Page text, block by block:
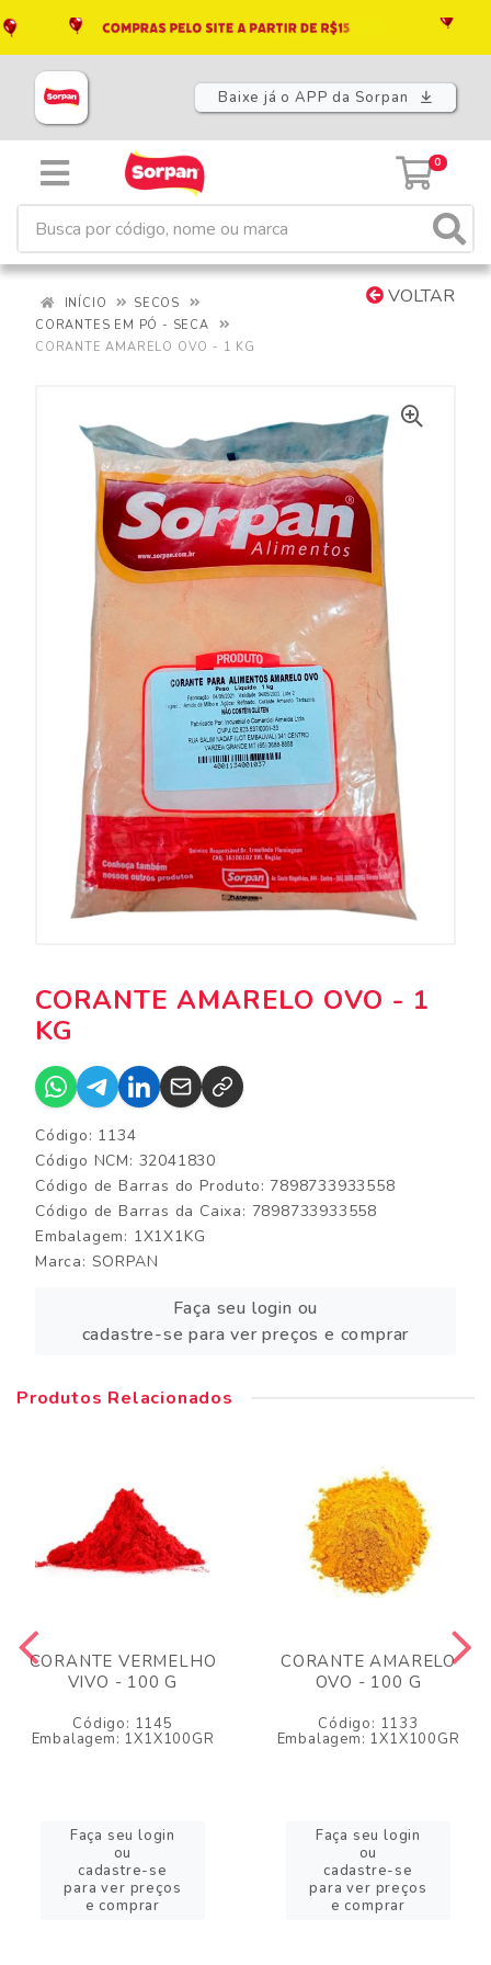
Baixe já o APP da Sorpan
0
VOLTAR
INÍCIO
SECOS
CORANTES EM PÓ - SECA
CORANTE AMARELO OVO - 1 KG
CORANTE AMARELO OVO - 1
KG
Código: 1134
Código NCM: 32041830
Código de Barras do Produto: 7898733933558
Código de Barras da Caixa: 7898733933558
Embalagem: 1X1X1KG
Marca: SORPAN
Faça seu login ou
cadastre-se para ver preços e comprar
Produtos Relacionados
CORANTE VERMELHO
VIVO - 100 G
Código: 1145
Embalagem: 1X1X100GR
Faça seu login
ou
cadastre-se
para ver preços
e comprar
CORANTE AMARELO
OVO - 100 G
Código: 1133
Embalagem: 1X1X100GR
Faça seu login
ou
cadastre-se
para ver preços
e comprar